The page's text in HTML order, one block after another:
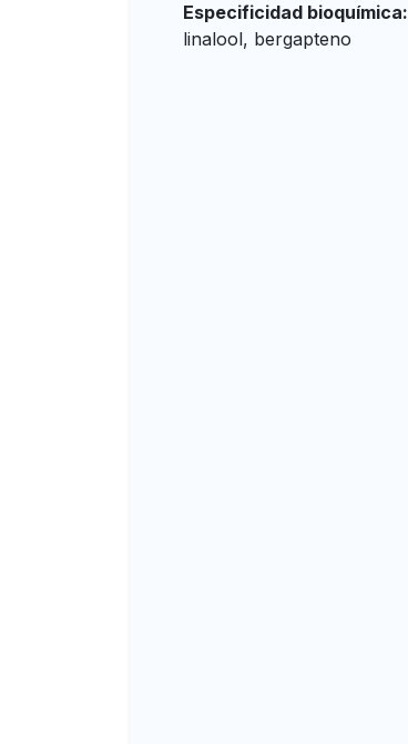
Especificidad bioquímica:
linalool, bergapteno